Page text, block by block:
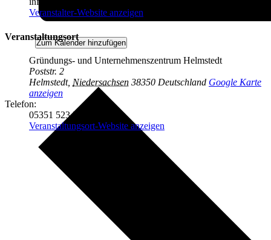
Zum Kalender hinzufügen
Veranstalter-Website anzeigen
Veranstaltungsort
Gründungs- und Unternehmenszentrum Helmstedt
Poststr. 2
Helmstedt, Niedersachsen 38350 Deutschland Google Karte
anzeigen
Telefon:
05351 523 534 50
Veranstaltungsort-Website anzeigen